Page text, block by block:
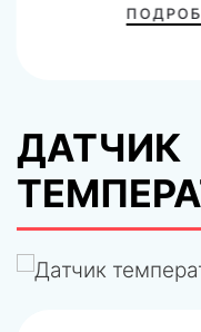
ДАТЧИК